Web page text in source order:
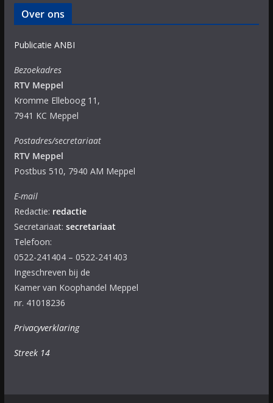
Over ons
Publicatie ANBI
Bezoekadres
RTV Meppel
Kromme Elleboog 11,
7941 KC Meppel
Postadres/secretariaat
RTV Meppel
Postbus 510, 7940 AM Meppel
E-mail
Redactie: redactie
Secretariaat: secretariaat
Telefoon:
0522-241404 – 0522-241403
Ingeschreven bij de
Kamer van Koophandel Meppel
nr. 41018236
Privacyverklaring
Streek 14